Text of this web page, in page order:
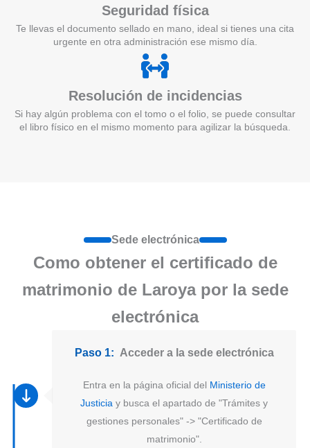
Seguridad física
Te llevas el documento sellado en mano, ideal si tienes una cita
urgente en otra administración ese mismo día.
Resolución de incidencias
Si hay algún problema con el tomo o el folio, se puede consultar
el libro físico en el mismo momento para agilizar la búsqueda.
Sede electrónica
Como obtener el certificado de
matrimonio de Laroya por la sede
electrónica
Paso 1: Acceder a la sede electrónica
Entra en la página oficial del Ministerio de
Justicia y busca el apartado de "Trámites y
gestiones personales" -> "Certificado de
matrimonio".